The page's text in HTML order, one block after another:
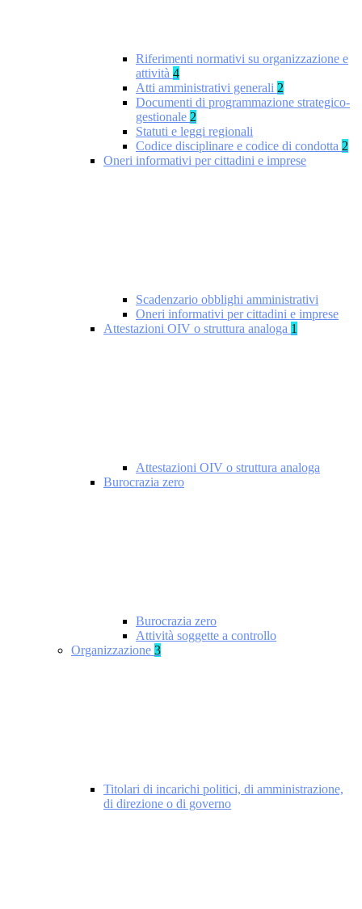
Riferimenti normativi su organizzazione e
attività 4
Atti amministrativi generali 2
Documenti di programmazione strategico-
gestionale 2
Statuti e leggi regionali
Codice disciplinare e codice di condotta 2
Oneri informativi per cittadini e imprese
Scadenzario obblighi amministrativi
Oneri informativi per cittadini e imprese
Attestazioni OIV o struttura analoga 1
Attestazioni OIV o struttura analoga
Burocrazia zero
Burocrazia zero
Attività soggette a controllo
Organizzazione 3
Titolari di incarichi politici, di amministrazione,
di direzione o di governo